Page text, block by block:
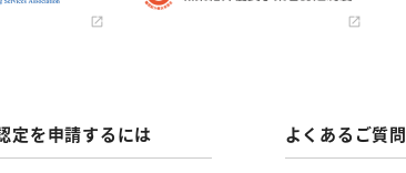
定を申請するには よくあるご質問